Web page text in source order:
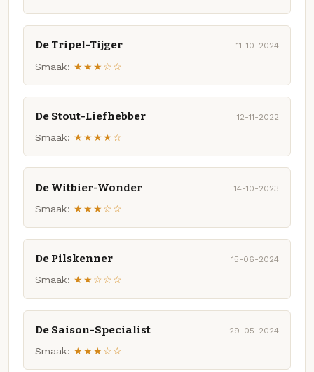
De Tripel-Tijger 11-10-2024
Smaak: ★★★☆☆
De Stout-Liefhebber 12-11-2022
Smaak: ★★★★☆
De Witbier-Wonder 14-10-2023
Smaak: ★★★☆☆
De Pilskenner 15-06-2024
Smaak: ★★☆☆☆
De Saison-Specialist 29-05-2024
Smaak: ★★★☆☆